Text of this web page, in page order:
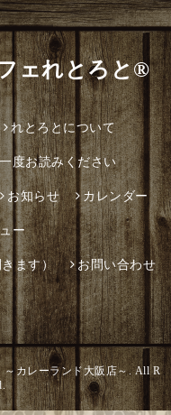
ェれとろと®
れとろとについて
度お読みください
お知らせ カレンダー
ー
ます） お問い合わせ
カレーランド大阪店～. All R